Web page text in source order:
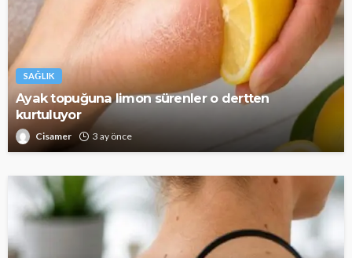
SAĞLIK
Ayak topuğuna limon sürenler o dertten
kurtuluyor
Cisamer 3 ay önce